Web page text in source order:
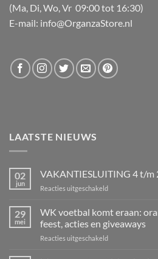
(Ma, Di, Wo, Vr 09:00 tot 16:30)
E-mail: info@OrganzaStore.nl
LAATSTE NIEUWS
02
jun
VAKANTIESLUITING 4 t/m
Reacties uitgeschakeldvoor
29
juni!
29
mei
WK voetbal komt eraan:
feest, acties en giveaways
Reacties uitgeschakeldvoor